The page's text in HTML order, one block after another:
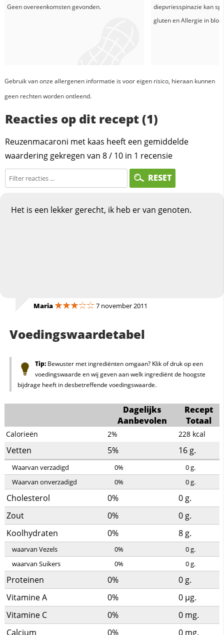
Geen overeenkomsten gevonden. diepvriesspinazie kan
gluten enAllergie in
Gebruik van onze allergenen informatie is voor eigen risico, hieraan kunnen
geen rechten worden ontleend.
Reacties op dit recept (1)
Reuzenmacaroni met kaas heeft een gemiddelde
waardering gekregen van 8/ 10 in 1 recensie
RESET
Het is een lekker gerecht, ik heb er van genoten.
Maria 7 november 2011
Voedingswaardetabel
Tip:Bewuster met ingrediënten omgaan? Klik of druk op een
voedingswaarde en wij geven aan welk ingrediënt de hoogste
bijdrage heeft in desbetreffende voedingswaarde.
Dagelijks
Aanbevolen
Recept
Totaal
Calorieën 2% 228 kcal
Vetten 5% 16 g.
Waarvan verzadigd 0% 0g.
Waarvan onverzadigd
0% 0g.
Cholesterol 0% 0 g.
Zout
0% 0 g.
Koolhydraten
0% 8 g.
waarvan Vezels 0% 0g.
waarvan Suikers
0% 0g.
Proteinen 0% 0 g.
Vitamine A
0% 0 µg.
Vitamine C
0% 0 mg.
Calcium
0% 0 mg.